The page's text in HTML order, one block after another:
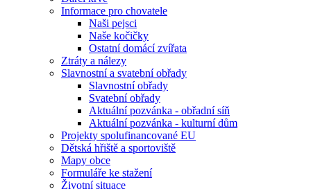
Informace pro chovatele
Naši pejsci
Naše kočičky
Ostatní domácí zvířata
Ztráty a nálezy
Slavnostní a svatební obřady
Slavnostní obřady
Svatební obřady
Aktuální pozvánka - obřadní síň
Aktuální pozvánka - kulturní dům
Projekty spolufinancované EU
Dětská hřiště a sportoviště
Mapy obce
Formuláře ke stažení
Životní situace